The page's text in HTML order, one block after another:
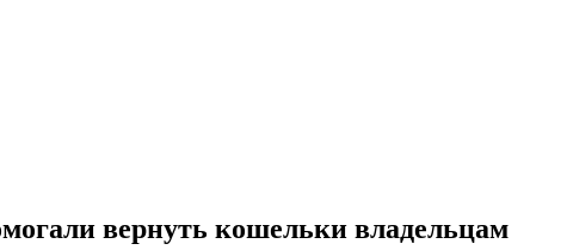
вернуть кошельки владельцам